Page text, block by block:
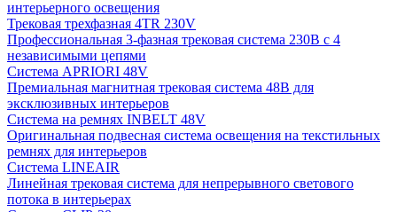
интерьерного освещения
Трековая трехфазная 4TR 230V
Профессиональная 3-фазная трековая система 230В с 4
независимыми цепями
Система APRIORI 48V
Премиальная магнитная трековая система 48В для
эксклюзивных интерьеров
Система на ремнях INBELT 48V
Оригинальная подвесная система освещения на текстильных
ремнях для интерьеров
Система LINEAIR
Линейная трековая система для непрерывного светового
потока в интерьерах